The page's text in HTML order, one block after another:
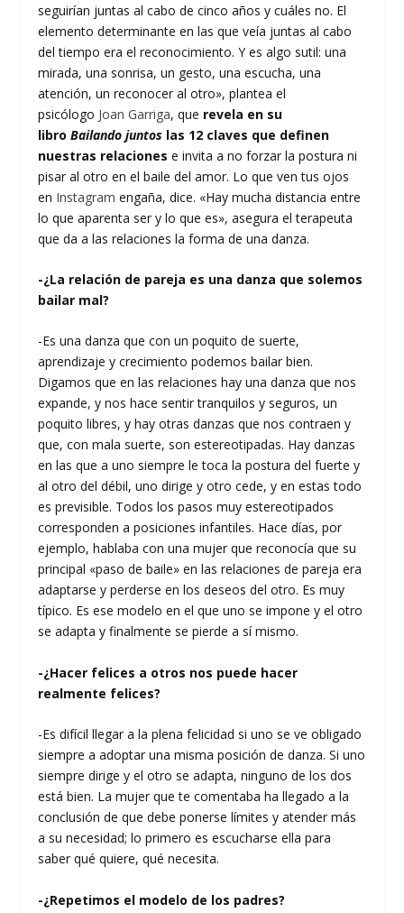
seguirían juntas al cabo de cinco años y cuáles no. El
elemento determinante en las que veía juntas al cabo
del tiempo era el reconocimiento. Y es algo sutil: una
mirada, una sonrisa, un gesto, una escucha, una
atención, un reconocer al otro», plantea el
psicólogo Joan Garriga, que revela en su
libroBailando juntos las 12 claves que definen
nuestras relaciones e invita a no forzar la postura ni
pisar al otro en el baile del amor. Lo que ven tus ojos
en Instagram engaña, dice. «Hay mucha distancia entre
lo que aparenta ser y lo que es», asegura el terapeuta
que da a las relaciones la forma de una danza.
-¿La relación de pareja es una danza que solemos
bailar mal?
-Es una danza que con un poquito de suerte,
aprendizaje y crecimiento podemos bailar bien.
Digamos que en las relaciones hay una danza que nos
expande, y nos hace sentir tranquilos y seguros, un
poquito libres, y hay otras danzas que nos contraen y
que, con mala suerte, son estereotipadas. Hay danzas
en las que a uno siempre le toca la postura del fuerte y
al otro del débil, uno dirige y otro cede, y en estas todo
es previsible. Todos los pasos muy estereotipados
corresponden a posiciones infantiles. Hace días, por
ejemplo, hablaba con una mujer que reconocía que su
principal «paso de baile» en las relaciones de pareja era
adaptarse y perderse en los deseos del otro. Es muy
típico. Es ese modelo en el que uno se impone y el otro
se adapta y finalmente se pierde a sí mismo.
-¿Hacer felices a otros nos puede hacer
realmente felices?
-Es difícil llegar a la plena felicidad si uno se ve obligado
siempre a adoptar una misma posición de danza. Si uno
siempre dirige y el otro se adapta, ninguno de los dos
está bien. La mujer que te comentaba ha llegado a la
conclusión de que debe ponerse límites y atender más
a su necesidad; lo primero es escucharse ella para
saber qué quiere, qué necesita.
-¿Repetimos el modelo de los padres?